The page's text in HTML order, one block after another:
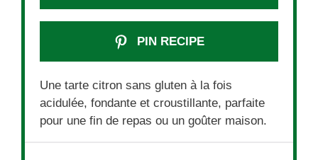
PIN RECIPE
Une tarte citron sans gluten à la fois
acidulée, fondante et croustillante, parfaite
pour une fin de repas ou un goûter maison.